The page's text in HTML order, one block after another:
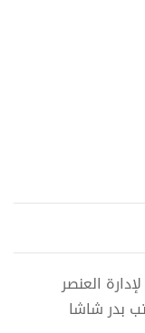
العنصر